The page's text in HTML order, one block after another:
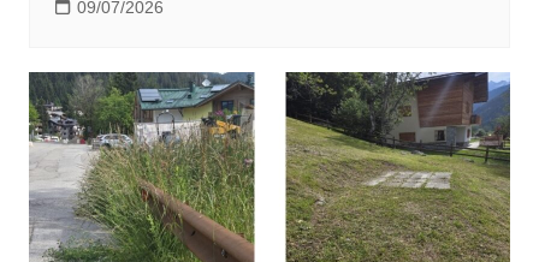
09/07/2026